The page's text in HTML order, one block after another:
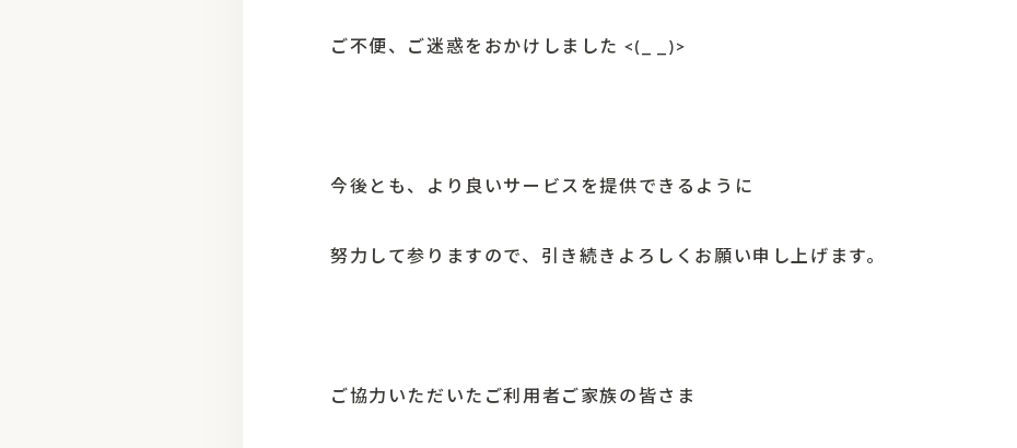
ご不便、ご迷惑をおかけしました <(_ _)>
今後とも、より良いサービスを提供できるように
努力して参りますので、 引き続きよろしくお願い申し上げます。
ご協力いただいたご利用者ご家族の皆さま